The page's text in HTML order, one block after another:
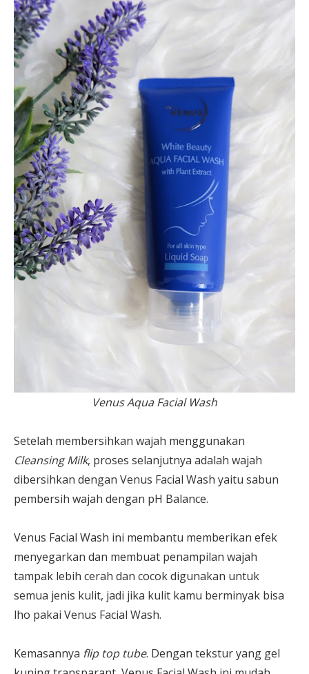
Venus Aqua Facial Wash
Setelah membersihkan wajah menggunakan
Cleansing Milk, proses selanjutnya adalah wajah
dibersihkan dengan Venus Facial Wash yaitu sabun
pembersih wajah dengan pH Balance.
Venus Facial Wash ini membantu memberikan efek
menyegarkan dan membuat penampilan wajah
tampak lebih cerah dan cocok digunakan untuk
semua jenis kulit, jadi jika kulit kamu berminyak bisa
lho pakai Venus Facial Wash.
Kemasannya flip top tube. Dengan tekstur yang gel